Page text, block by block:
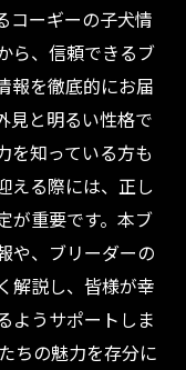
コーギーの子犬情
ら、信頼できるブ
報を徹底的にお届
見と明るい性格で
を知っている方も
える際には、正し
が重要です。本ブ
や、ブリーダーの
解説し、皆様が幸
ようサポートしま
ちの魅力を存分に